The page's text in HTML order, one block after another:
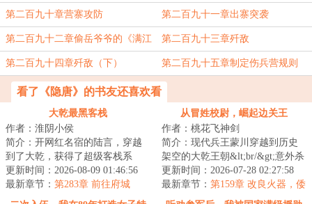
第二百九十章营寨攻防 第二百九十一章出寨突袭
第二百九十二章偷岳爷爷的《满江
红》
第二百九十三章歼敌
第二百九十四章歼敌（下） 第二百九十五章制定伤兵营规则
看了《隐唐》的书友还喜欢看
大乾最黑客栈
作者：淮阴小侯
简介：开网红名宿的陆言，穿越
到了大乾，获得了超级客栈系
统。客栈的床，睡一晚，不但助
眠效果拉满，还能...
更新时间：2026-08-09 01:46:56
最新章节： 第283章 前往府城
从冒姓校尉，崛起边关王
作者：桃花飞神剑
简介：现代兵王蒙川穿越到历史
架空的大乾王朝&lt;br/&gt;意外杀
了大乾四大望族之一的「会稽蒙
氏」旁系子...
更新时间：2026-07-28 02:27:58
最新章节： 第159章 改良火器，倭
寇屠城